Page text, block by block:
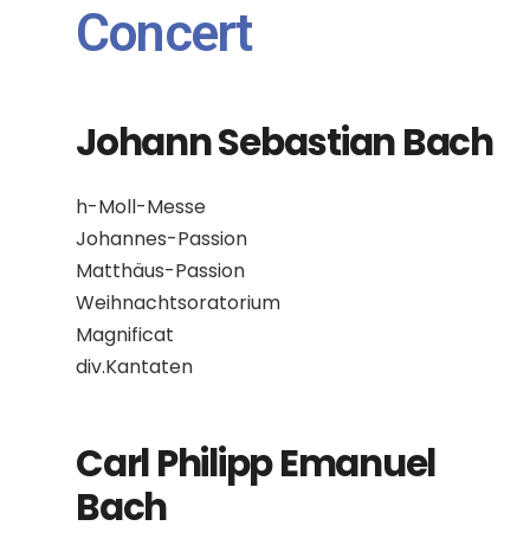
Concert
Johann Sebastian Bach
h-Moll-Messe
Johannes-Passion
Matthäus-Passion
Weihnachtsoratorium
Magnificat
div.Kantaten
Carl Philipp Emanuel
Bach